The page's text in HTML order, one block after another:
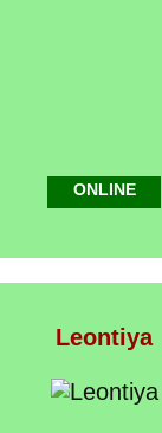
ONLINE
Leontiya